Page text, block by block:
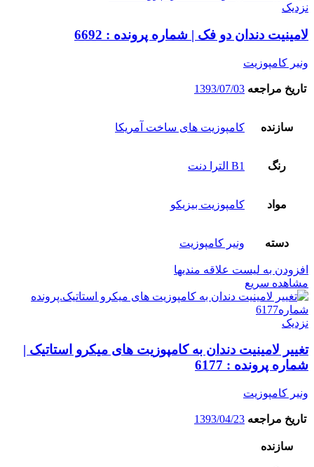
نزدیک
لامینیت دندان دو فک | شماره پرونده : 6692
ونیر کامپوزیت
تاریخ مراجعه 1393/07/03
سازنده کامپوزیت های ساخت آمریکا
رنگ B1 الترا دنت
مواد کامپوزیت بیزیکو
دسته ونیر کامپوزیت
افزودن به لیست علاقه مندیها
مشاهده سریع
نزدیک
تغییر لامینیت دندان به کامپوزیت های میکرو استاتیک |
شماره پرونده : 6177
ونیر کامپوزیت
تاریخ مراجعه 1393/04/23
سازنده